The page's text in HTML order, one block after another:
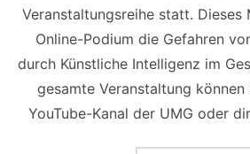
Veranstaltungsreihe statt.
Online-Podium die Gefahren
durch Künstliche Intelligenz im
gesamte Veranstaltung können
YouTube-Kanal der UMG oder